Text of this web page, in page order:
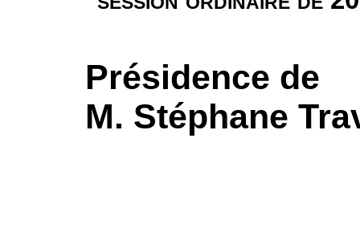
Présidence de
M. Stéphane